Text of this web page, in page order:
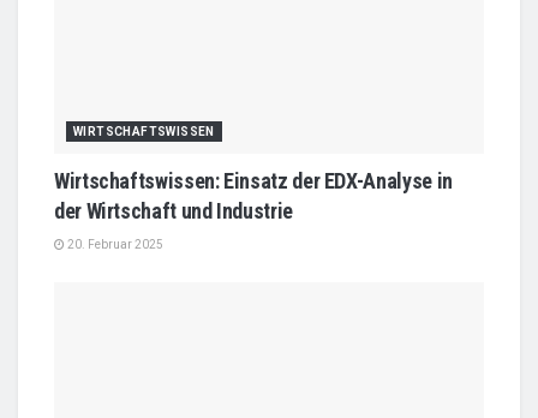
WIRTSCHAFTSWISSEN
Wirtschaftswissen: Einsatz der EDX-Analyse in
der Wirtschaft und Industrie
20. Februar 2025